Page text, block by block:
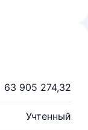
63 905 274,32
Учтенный